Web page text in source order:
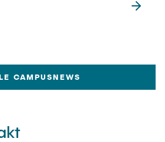
CAMPUSNEWS